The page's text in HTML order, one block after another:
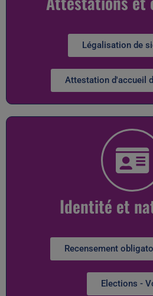
Légalisation de
Attestation d'accueil
Identité et
Recensement
Elections -